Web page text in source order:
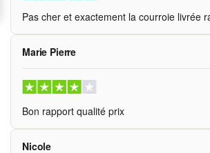
Pas cher et exactement la courroie livrée
Marie Pierre
Bon rapport qualité prix
Nicole